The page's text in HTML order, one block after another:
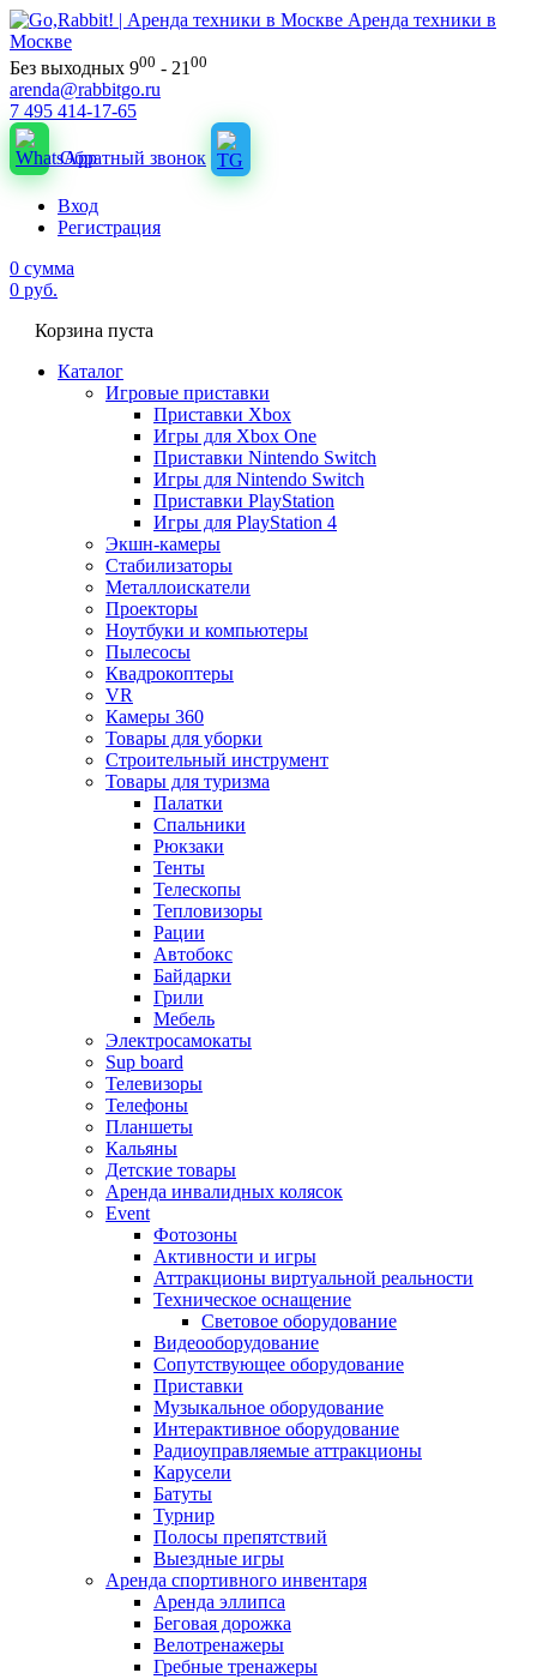
Аренда техники в
Москве
Без выходных 900 - 21 00
arenda@rabbitgo.ru
7 495 414-17-65
Обратный звонок
Вход
Регистрация
0 сумма
0 руб.
Корзина пуста
Каталог
Игровые приставки
Приставки Xbox
Игры для Xbox One
Приставки Nintendo Switch
Игры для Nintendo Switch
Приставки PlayStation
Игры для PlayStation 4
Экшн-камеры
Стабилизаторы
Металлоискатели
Проекторы
Ноутбуки и компьютеры
Пылесосы
Квадрокоптеры
VR
Камеры 360
Товары для уборки
Строительный инструмент
Товары для туризма
Палатки
Спальники
Рюкзаки
Тенты
Телескопы
Тепловизоры
Рации
Автобокс
Байдарки
Грили
Мебель
Электросамокаты
Sup board
Телевизоры
Телефоны
Планшеты
Кальяны
Детские товары
Аренда инвалидных колясок
Event
Фотозоны
Активности и игры
Аттракционы виртуальной реальности
Техническое оснащение
Световое оборудование
Видеооборудование
Сопутствующее оборудование
Приставки
Музыкальное оборудование
Интерактивное оборудование
Радиоуправляемые аттракционы
Карусели
Батуты
Турнир
Полосы препятствий
Выездные игры
Аренда спортивного инвентаря
Аренда эллипса
Бeговая дoрожка
Велотренажеры
Гребные тренажеры